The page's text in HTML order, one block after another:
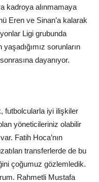
kadroya alınmamaya
Eren ve Sinan’a kalarak
Ligi grubunda
sorunların
dayanıyor.
futbolcularla iyi ilişkiler
yöneticileriniz olabilir
Fatih Hoca’nın
transferlerde de bu
çoğumuz gözlemledik.
Rahmetli Mustafa